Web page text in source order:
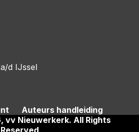
d IJssel
Auteurs handleiding
vv Nieuwerkerk. All Rights
Reserved